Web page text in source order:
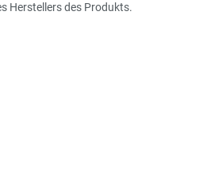
Herstellers des Produkts.